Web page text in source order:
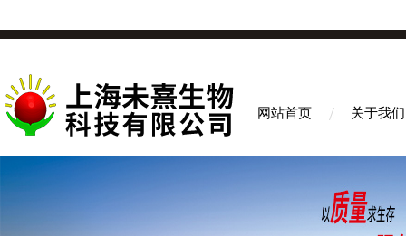
网站首页 关于我们